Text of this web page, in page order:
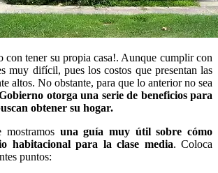
con tener su propia casa!. Aunque cumplir con
muy difícil, pues los costos que presentan las
altos. No obstante, para que lo anterior no sea
otorga una serie de beneficios para
obtener su hogar.
una guía muy útil sobre cómo
habitacional para la clase media. Coloca
puntos: